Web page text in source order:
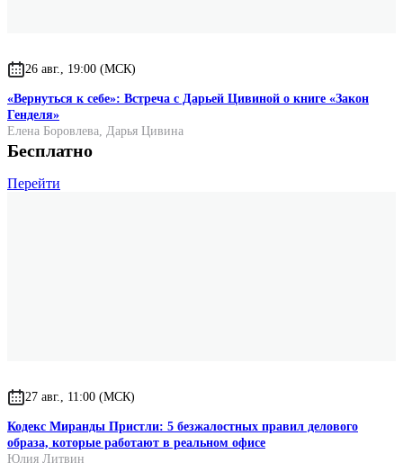
26 авг., 19:00 (МСК)
«Вернуться к себе»: Встреча с Дарьей Цивиной о книге «Закон
Генделя»
Елена Боровлева, Дарья Цивина
Бесплатно
Перейти
27 авг., 11:00 (МСК)
Кодекс Миранды Пристли: 5 безжалостных правил делового
образа, которые работают в реальном офисе
Юлия Литвин